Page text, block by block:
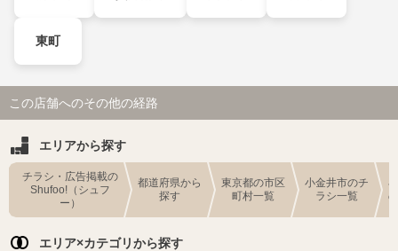
東町
この店舗へのその他の経路
エリアから探す
チラシ・広告掲載の
Shufoo!（シュフ
ー）
都道府県から
探す
東京都の市区
町村一覧
小金井市のチ
ラシ一覧
エリア×カテゴリから探す